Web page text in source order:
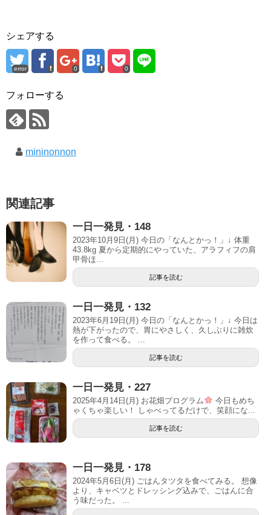
シェアする
error 0 0
フォローする
mininonnon
関連記事
一日一発見・148
2023年10月9日(月) 今日の「なんとかっ！」↓ 体重
43.8kg 夏から定期的にやっていた、アラフィフの肩
甲骨ほ...
記事を読む
一日一発見・132
2023年6月19日(月) 今日の「なんとかっ！」↓ 今日は
熱が下がったので、胃にやさしく、久しぶりに雑炊
を作って食べる。 ...
記事を読む
一日一発見・227
2025年4月14日(月) お花畑プログラム
今日もめち
ゃくちゃ楽しい！ しゃべってるだけで、笑顔にな...
記事を読む
一日一発見・178
2024年5月6日(月) ごはんタツタを食べてみる。 想像
より、キャベツとドレッシング込みで、ごはんに合
う味だった。 ...